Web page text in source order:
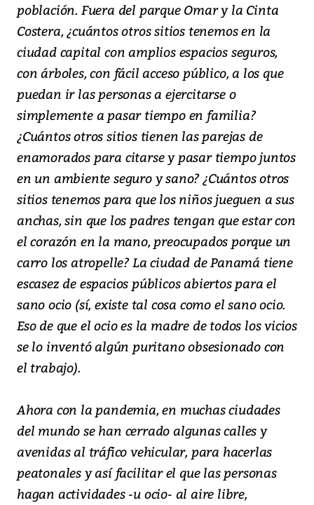
población. Fuera del parque Omar y la Cinta
Costera, ¿cuántos otros sitios tenemos en la
ciudad capital con amplios espacios seguros,
con árboles, con fácil acceso público, a los que
puedan ir las personas a ejercitarse o
simplemente a pasar tiempo en familia?
¿Cuántos otros sitios tienen las parejas de
enamorados para citarse y pasar tiempo juntos
en un ambiente seguro y sano? ¿Cuántos otros
sitios tenemos para que los niños jueguen a sus
anchas, sin que los padres tengan que estar con
el corazón en la mano, preocupados porque un
carro los atropelle? La ciudad de Panamá tiene
escasez de espacios públicos abiertos para el
sano ocio (sí, existe tal cosa como el sano ocio.
Eso de que el ocio es la madre de todos los vicios
se lo inventó algún puritano obsesionado con
el trabajo).
Ahora con la pandemia, en muchas ciudades
del mundo se han cerrado algunas calles y
avenidas al tráfico vehicular, para hacerlas
peatonales y así facilitar el que las personas
hagan actividades -u ocio- al aire libre,